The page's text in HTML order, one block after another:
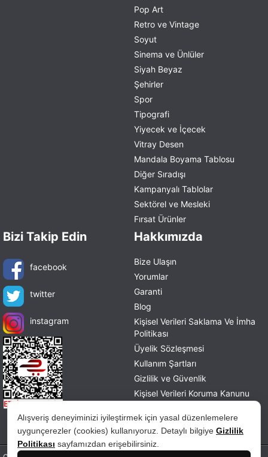
Alışveriş deneyiminizi iyileştirmek için yasal düzenlemelere
uygunçerezler (cookies) kullanıyoruz. Detaylı bilgiye Gizlilik
Politikası sayfamızdan erişebilirsiniz.
Pop Art
Retro ve Vintage
Soyut
Sinema ve Ünlüler
Siyah Beyaz
Şehirler
Spor
Tipografi
Yiyecek ve İçecek
Vitray Desen
Mandala Boyama Tablosu
Diğer Sıradışı
Kampanyalı Tablolar
Sektörel ve Mesleki
Fırsat Ürünler
Bizi Takip Edin
facebook
twitter
instagram
Hakkımızda
Bize Ulaşın
Yorumlar
Garanti
Blog
Kişisel Verileri Saklama Ve İmha
Politikası
Üyelik Sözleşmesi
Kullanım Şartları
Gizlilik ve Güvenlik
Kişisel Verileri Koruma Kanunu
İade ve Değişim Politikası